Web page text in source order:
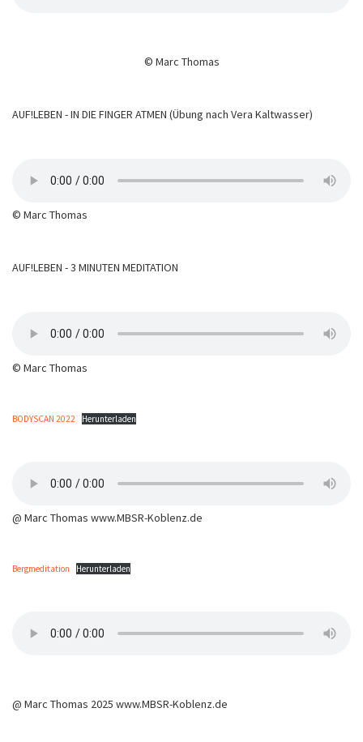
© Marc Thomas
AUF!LEBEN - IN DIE FINGER ATMEN (Übung nach Vera Kaltwasser)
© Marc Thomas
AUF!LEBEN - 3 MINUTEN MEDITATION
© Marc Thomas
BODYSCAN 2022 Herunterladen
@ Marc Thomas www.MBSR-Koblenz.de
Bergmeditation Herunterladen
@ Marc Thomas 2025 www.MBSR-Koblenz.de